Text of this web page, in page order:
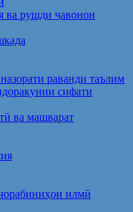
ва рушди ҷавонон
раванди таълим
сифати
ва машварат
илмӣ